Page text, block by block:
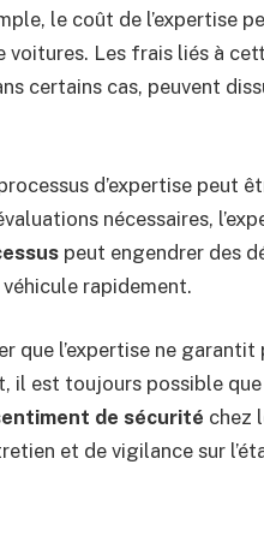
le coût de l’expertise
voitures. Les frais liés à
certains cas, peuvent
d’expertise peut
nécessaires,
peut engendrer des
rapidement.
que l’expertise ne
il est toujours possible
de sécurité chez
et de vigilance sur